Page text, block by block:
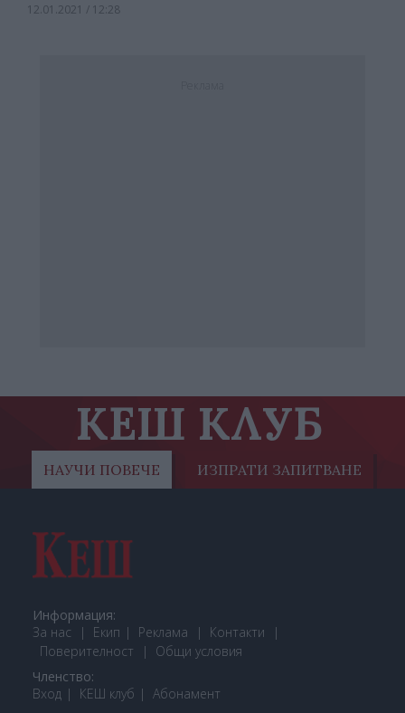
12.01.2021 / 12:28
КЕШ КЛУБ
НАУЧИ ПОВЕЧЕ ИЗПРАТИ ЗАПИТВАНЕ
Информация:
За нас
Екип Реклама
Контакти
Поверителност
Общи условия
Членство:
Вход
КЕШ клуб Абонамент